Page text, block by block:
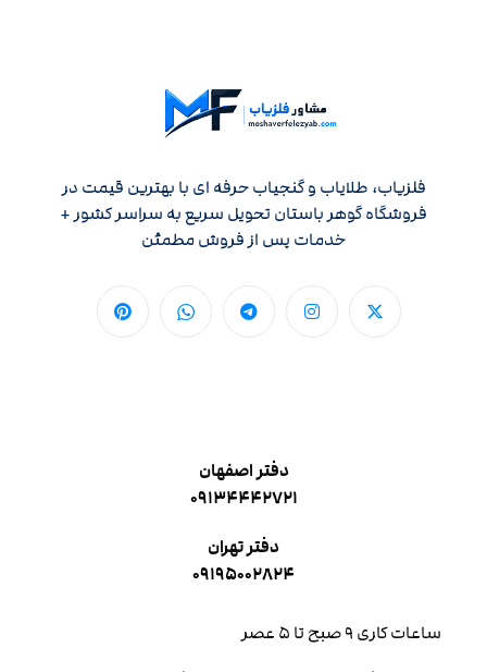
فلزیاب، طلایاب و گنجیاب حرفه ای با بهترین قیمت در
فروشگاه گوهر باستان تحویل سریع به سراسر کشور +
خدمات پس از فروش مطمئن
دفتر اصفهان
۰۹۱۳۴۴۴۲۷۲۱
دفتر تهران
۰۹۱۹۵۰۰۲۸۲۴
ساعات کاری ۹ صبح تا ۵ عصر